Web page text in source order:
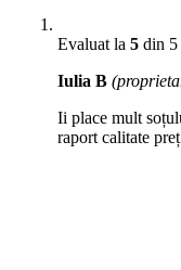
Evaluat la 5 din 5
Iulia B
Ii place mult
raport calitate